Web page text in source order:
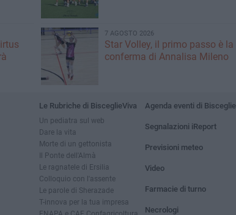
7 AGOSTO 2026
Star Volley, il primo passo è la
conferma di Annalisa Mileno
Le Rubriche di BisceglieViva
Un pediatra sul web
Dare la vita
Morte di un gettonista
Il Ponte dell'Almà
Le ragnatele di Ersilia
Colloquio con l'assente
Le parole di Sherazade
T-innova per la tua impresa
Agenda eventi di Bisceglie
Segnalazioni iReport
Previsioni meteo
Video
Farmacie di turno
Necrologi